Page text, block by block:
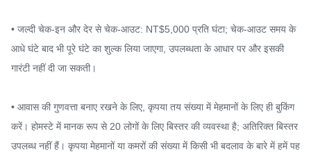
• जल्दी चेक-इन और देर से चेक-आउट: NT$5,000 प्रति घंटा; चेक-आउट समय के
आधे घंटे बाद भी पूरे घंटे का शुल्क लिया जाएगा, उपलब्धता के आधार पर और इसकी
गारंटी नहीं दी जा सकती।
• आवास की गुणवत्ता बनाए रखने के लिए, कृपया तय संख्या में मेहमानों के लिए ही बुकिंग
करें। होमस्टे में मानक रूप से 20 लोगों के लिए बिस्तर की व्यवस्था है; अतिरिक्त बिस्तर
उपलब्ध नहीं हैं। कृपया मेहमानों या कमरों की संख्या में किसी भी बदलाव के बारे में हमें पह